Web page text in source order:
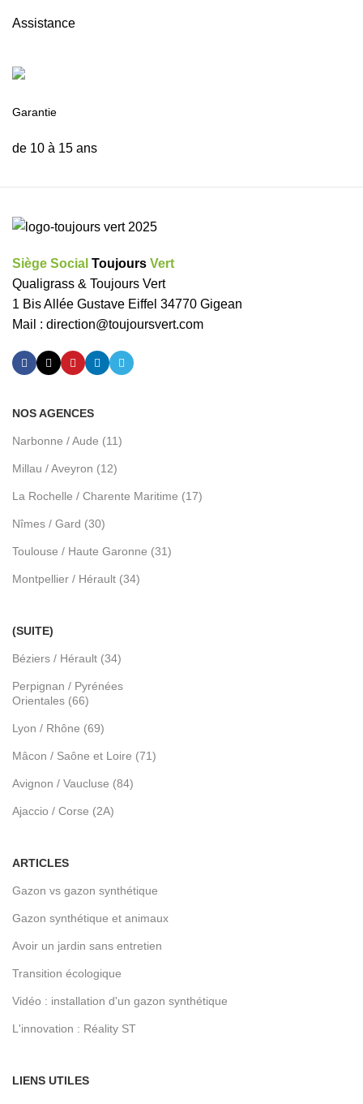
Assistance
Garantie
de 10 à 15 ans
Siège Social Toujours Vert
Qualigrass & Toujours Vert
1 Bis Allée Gustave Eiffel 34770 Gigean
Mail : direction@toujoursvert.com
NOS AGENCES
Narbonne / Aude (11)
Millau / Aveyron (12)
La Rochelle / Charente Maritime (17)
Nîmes / Gard (30)
Toulouse / Haute Garonne (31)
Montpellier / Hérault (34)
(SUITE)
Béziers / Hérault (34)
Perpignan / Pyrénées
Orientales (66)
Lyon / Rhône (69)
Mâcon / Saône et Loire (71)
Avignon / Vaucluse (84)
Ajaccio / Corse (2A)
ARTICLES
Gazon vs gazon synthétique
Gazon synthétique et animaux
Avoir un jardin sans entretien
Transition écologique
Vidéo : installation d'un gazon synthétique
L'innovation : Réality ST
LIENS UTILES